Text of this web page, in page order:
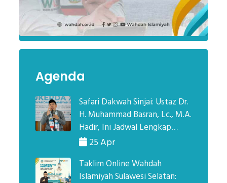
Agenda
Safari Dakwah Sinjai: Ustaz Dr.
H. Muhammad Basran, Lc., M.A.
Hadir, Ini Jadwal Lengkap
Kegiatannya!
25 Apr
Taklim Online Wahdah
Islamiyah Sulawesi Selatan: